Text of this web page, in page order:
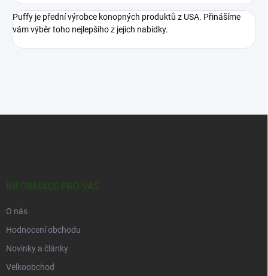
Puffy je přední výrobce konopných produktů z USA. Přinášíme
vám výběr toho nejlepšího z jejich nabídky.
INFORMACE PRO VÁS
O nás
Hodnocení obchodu
Novinky a články
Velkoobchod